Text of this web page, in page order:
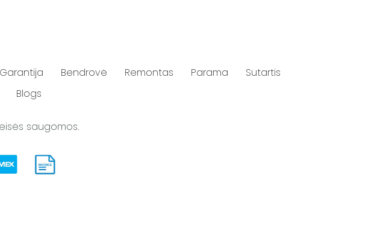
Bendrovė Remontas Parama
Sutartis
Blogs
saugomos.